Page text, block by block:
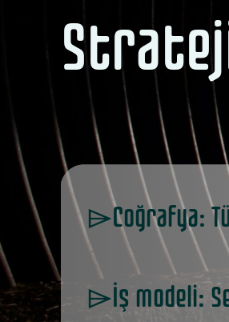
⌲Coğrafya:
⌲İş modeli: